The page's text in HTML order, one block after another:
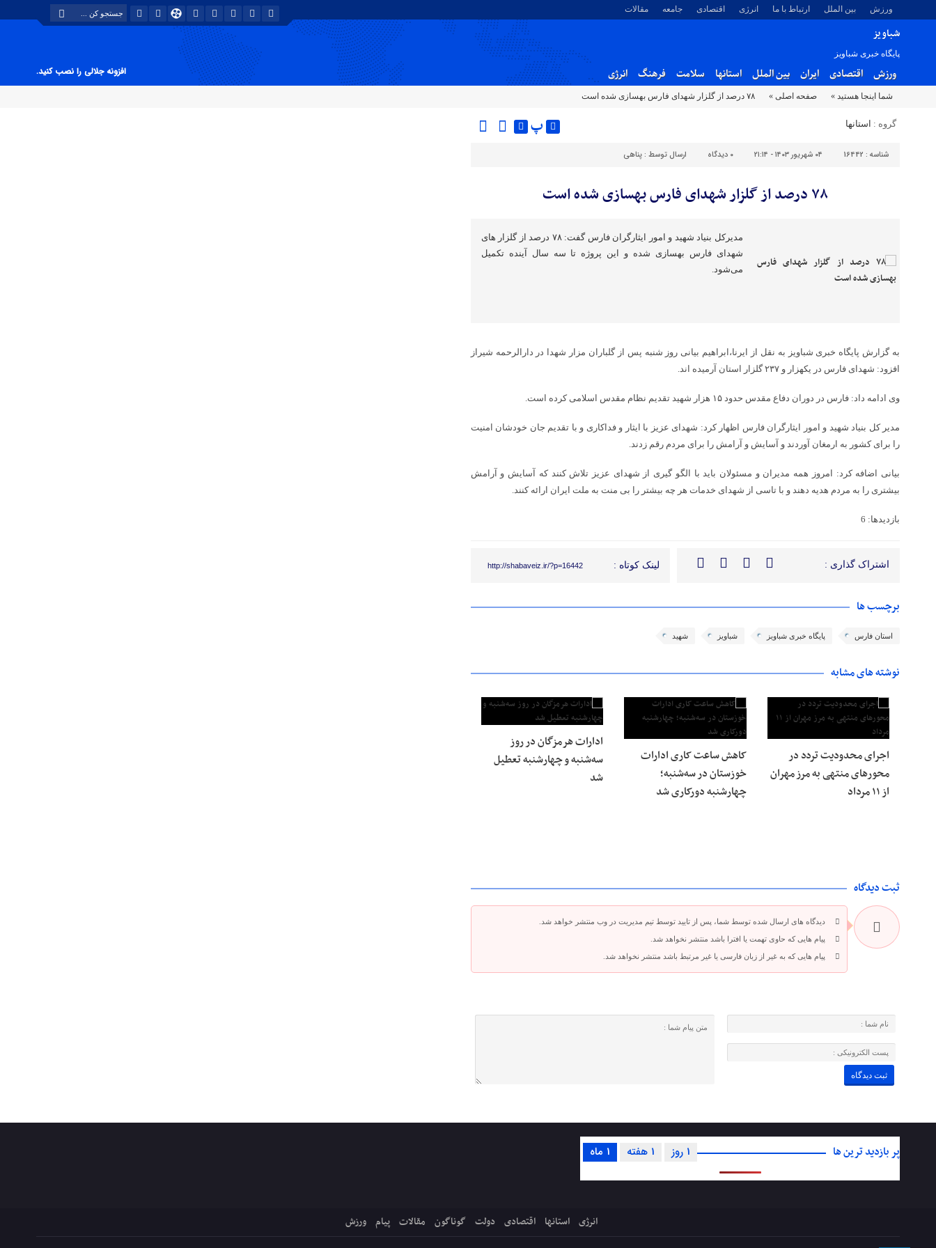
ورزش بین الملل ارتباط با ما انرژی اقتصادی جامعه مقالات
شباویز
پایگاه خبری شباویز
ورزش اقتصادی ایران بین الملل استانها سلامت فرهنگ انرژی افزونه جلالی را نصب کنید.
شما اینجا هستید » صفحه اصلی » ۷۸ درصد از گلزار شهدای فارس بهسازی شده است
گروه : استانها پ
شناسه : 16442 ۰۴ شهریور ۱۴۰۳ - ۲۱:۱۴ ۰ دیدگاه ارسال توسط : پناهی
۷۸ درصد از گلزار شهدای فارس بهسازی شده است
مدیرکل بنیاد شهید و امور ایثارگران فارس گفت: ۷۸ درصد از گلزار های
شهدای فارس بهسازی شده و این پروژه تا سه سال آینده تکمیل
می‌شود.
به گزارش پایگاه خبری شباویز به نقل از ایرنا،ابراهیم بیانی روز شنبه پس از گلباران مزار شهدا در دارالرحمه شیراز
افزود: شهدای فارس در یکهزار و ۲۳۷ گلزار استان آرمیده اند.
وی ادامه داد: فارس در دوران دفاع مقدس حدود ۱۵ هزار شهید تقدیم نظام مقدس اسلامی کرده است.
مدیر کل بنیاد شهید و امور ایثارگران فارس اظهار کرد: شهدای عزیز با ایثار و فداکاری و با تقدیم جان خودشان امنیت
را برای کشور به ارمغان آوردند و آسایش و آرامش را برای مردم رقم زدند.
بیانی اضافه کرد: امروز همه مدیران و مسئولان باید با الگو گیری از شهدای عزیز تلاش کنند که آسایش و آرامش
بیشتری را به مردم هدیه دهند و با تاسی از شهدای خدمات هر چه بیشتر را بی منت به ملت ایران ارائه کنند.
بازدیدها: 6
اشتراک گذاری : لینک کوتاه : http://shabaveiz.ir/?p=16442
برچسب ها
استان فارس پایگاه خبری شباویز شباویز شهید
نوشته های مشابه
اجرای محدودیت تردد در
محورهای منتهی به مرز مهران
از ۱۱ مرداد
کاهش ساعت کاری ادارات
خوزستان در سه‌شنبه؛
چهارشنبه دورکاری شد
ادارات هرمزگان در روز
سه‌شنبه و چهارشنبه تعطیل
شد
ثبت دیدگاه
دیدگاه های ارسال شده توسط شما، پس از تایید توسط تیم مدیریت در وب منتشر خواهد شد.
پیام هایی که حاوی تهمت یا افترا باشد منتشر نخواهد شد.
پیام هایی که به غیر از زبان فارسی یا غیر مرتبط باشد منتشر نخواهد شد.
پر بازدید ترین ها 1 ماه 1 هفته 1 روز
انرژی استانها اقتصادی دولت گوناگون مقالات پیام ورزش